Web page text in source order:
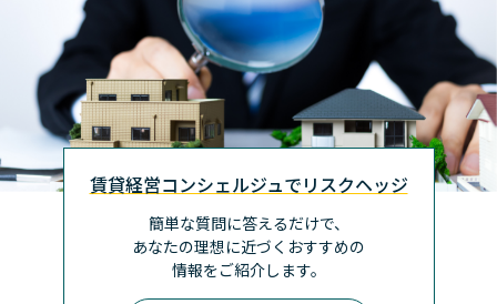
賃貸経営コンシェルジュでリスクヘッジ
簡単な質問に答えるだけで、
あなたの理想に近づく おすすめの
情報をご紹介します。